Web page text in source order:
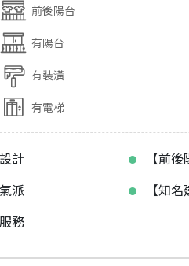
前後陽台
有陽台
有裝潢
有電梯
計
【前
派
【知
務